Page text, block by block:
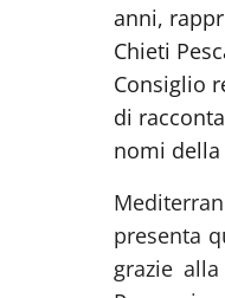
anni,
Chieti
Consiglio
di
nomi della
presenta
grazie